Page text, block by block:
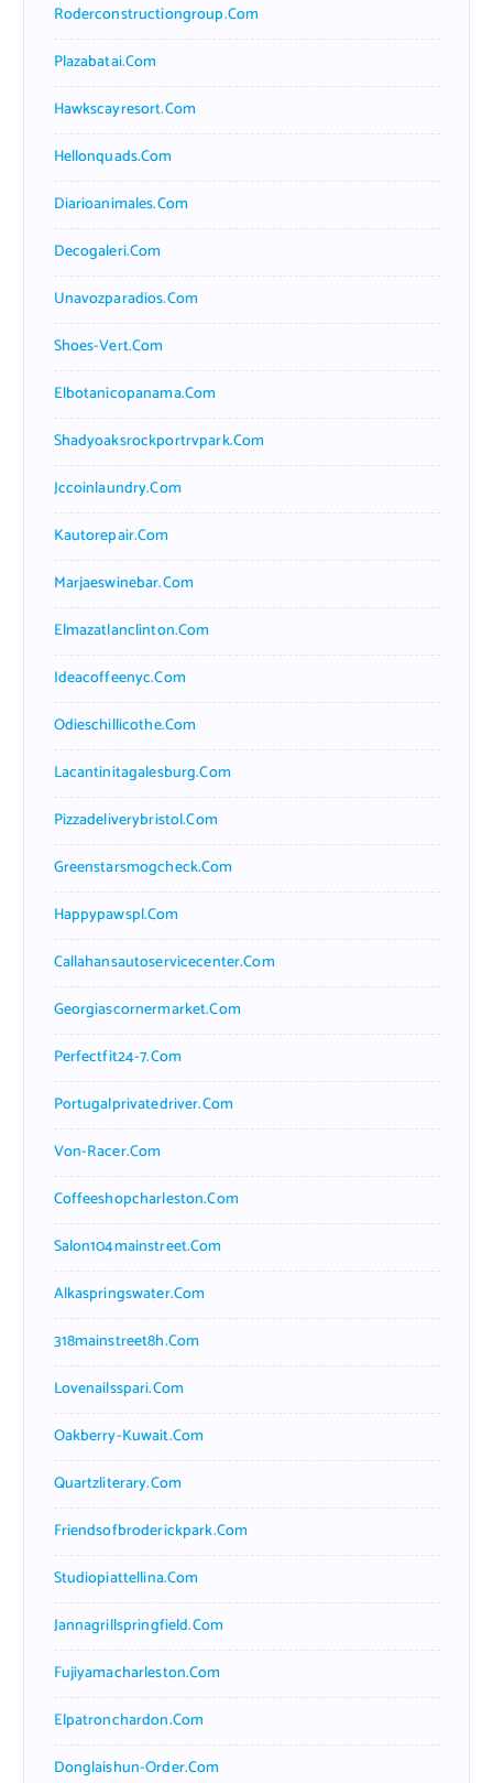
Roderconstructiongroup.com
Plazabatai.com
Hawkscayresort.com
Hellonquads.com
Diarioanimales.com
Decogaleri.com
Unavozparadios.com
Shoes-Vert.com
Elbotanicopanama.com
Shadyoaksrockportrvpark.com
Jccoinlaundry.com
Kautorepair.com
Marjaeswinebar.com
Elmazatlanclinton.com
Ideacoffeenyc.com
Odieschillicothe.com
Lacantinitagalesburg.com
Pizzadeliverybristol.com
Greenstarsmogcheck.com
Happypawspl.com
Callahansautoservicecenter.com
Georgiascornermarket.com
Perfectfit24-7.com
Portugalprivatedriver.com
Von-Racer.com
Coffeeshopcharleston.com
Salon104mainstreet.com
Alkaspringswater.com
318mainstreet8h.com
Lovenailsspari.com
Oakberry-Kuwait.com
Quartzliterary.com
Friendsofbroderickpark.com
Studiopiattellina.com
Jannagrillspringfield.com
Fujiyamacharleston.com
Elpatronchardon.com
Donglaishun-Order.com